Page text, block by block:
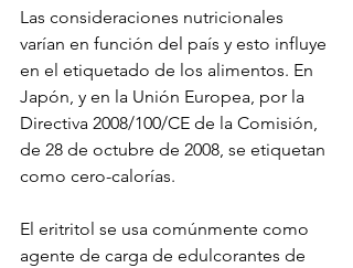
Las consideraciones nutricionales
varían en función del país y esto influye
en el etiquetado de los alimentos. En
Japón, y en la Unión Europea, por la
Directiva 2008/100/CE de la Comisión,
de 28 de octubre de 2008, se etiquetan
como cero-calorías.
El eritritol se usa comúnmente como
agente de carga de edulcorantes de